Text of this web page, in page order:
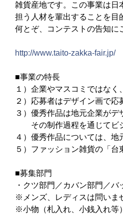
雑貨産地です。この事業は日
担う人材を輩出することを目
何とぞ、コンテストの告知に
http://www.taito-zakka-fair.jp/
■事業の特長
１）企業やマスコミではなく
２）応募者はデザイン画で応
３）優秀作品は地元企業がデ
その制作過程を通じてビジ
４）優秀作品については、地
５）ファッション雑貨の「台
■募集部門
・クツ部門／カバン部門／
※メンズ、レディスは問いま
※小物（札入れ、小銭入れ